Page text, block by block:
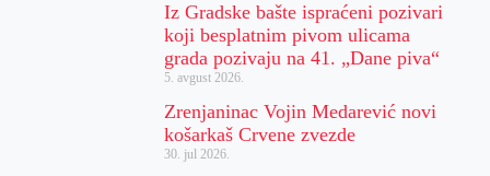
Iz Gradske bašte ispraćeni pozivari
koji besplatnim pivom ulicama
grada pozivaju na 41. „Dane piva“
5. avgust 2026.
Zrenjaninac Vojin Medarević novi
košarkaš Crvene zvezde
30. jul 2026.